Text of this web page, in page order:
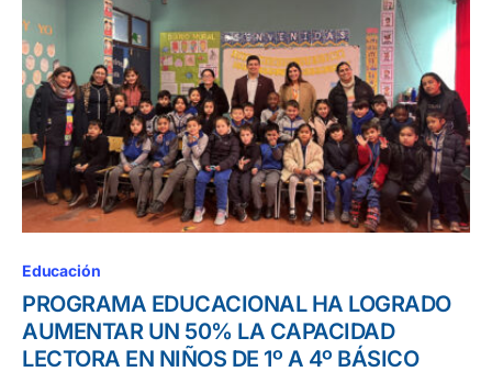
Educación
PROGRAMA EDUCACIONAL HA LOGRADO
AUMENTAR UN 50% LA CAPACIDAD
LECTORA EN NIÑOS DE 1º A 4º BÁSICO